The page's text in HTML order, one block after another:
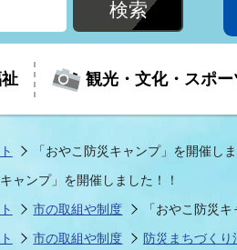
届出・証明
教育
児童福祉
観光・文化・スポー
外国人観光客向けページ
廃棄物
フラシティいわき
「おやこ防災キャンプ」を開催し
ャンプ」を開催しました！！
市の取組や制度
「おやこ防災
市の取組や制度 防災まちづくり